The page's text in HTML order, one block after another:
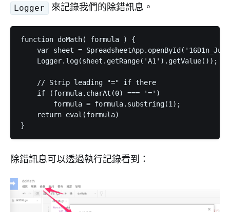
Logger 來記錄我們的除錯訊息。
function doMath( formula ) {
var sheet =
    Logger.log(sheet.getRange('A1').getValue());
    // Strip leading "=" if there
    if (formula.charAt(0) === '=')
        formula = formula.substring(1);
    return eval(formula)
除錯訊息可以透過執行記錄看到：